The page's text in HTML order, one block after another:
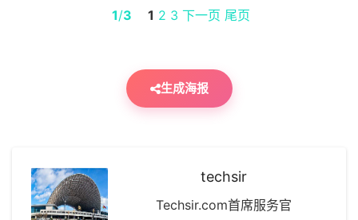
1/3 1 2 3 下一页 尾页
生成海报
techsir
Techsir.com首席服务官